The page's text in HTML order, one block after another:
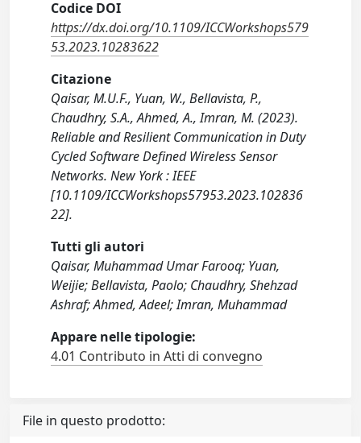
Codice DOI
https://dx.doi.org/10.1109/ICCWorkshops579
53.2023.10283622
Citazione
Qaisar, M.U.F., Yuan, W., Bellavista, P.,
Chaudhry, S.A., Ahmed, A., Imran, M. (2023).
Reliable and Resilient Communication in Duty
Cycled Software Defined Wireless Sensor
Networks. New York : IEEE
[10.1109/ICCWorkshops57953.2023.102836
22].
Tutti gli autori
Qaisar, Muhammad Umar Farooq; Yuan,
Weijie; Bellavista, Paolo; Chaudhry, Shehzad
Ashraf; Ahmed, Adeel; Imran, Muhammad
Appare nelle tipologie:
4.01 Contributo in Atti di convegno
File in questo prodotto: